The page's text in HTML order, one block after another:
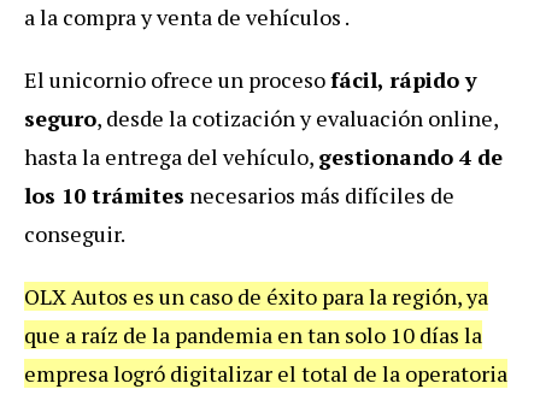
a la compra y venta de vehículos .
El unicornio ofrece un procesofácil, rápido y
seguro, desde la cotización y evaluación online,
hasta la entrega del vehículo, gestionando 4 de
los 10 trámites necesarios más difíciles de
conseguir.
OLX Autos es un caso de éxito para la región, ya
que a raíz de la pandemia en tan solo 10 días la
empresa logró digitalizar el total de la operatoria